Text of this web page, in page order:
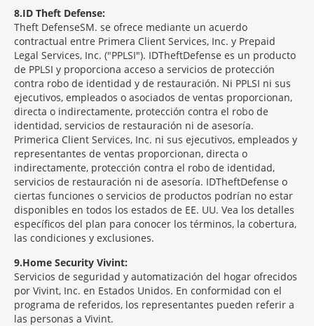
8 ID Theft Defense:
Theft DefenseSM se ofrece mediante un acuerdo
contractual entre Primera Client Services, Inc. y Prepaid
Legal Services, Inc. ("PPLSI"). IDTheftDefense es un producto
de PPLSI y proporciona acceso a servicios de protección
contra robo de identidad y de restauración. Ni PPLSI ni sus
ejecutivos, empleados o asociados de ventas proporcionan,
directa o indirectamente, protección contra el robo de
identidad, servicios de restauración ni de asesoría.
Primerica Client Services, Inc. ni sus ejecutivos, empleados y
representantes de ventas proporcionan, directa o
indirectamente, protección contra el robo de identidad,
servicios de restauración ni de asesoría. IDTheftDefense o
ciertas funciones o servicios de productos podrían no estar
disponibles en todos los estados de EE. UU. Vea los detalles
específicos del plan para conocer los términos, la cobertura,
las condiciones y exclusiones.
9 Home Security Vivint:
Servicios de seguridad y automatización del hogar ofrecidos
por Vivint, Inc. en Estados Unidos. En conformidad con el
programa de referidos, los representantes pueden referir a
las personas a Vivint.